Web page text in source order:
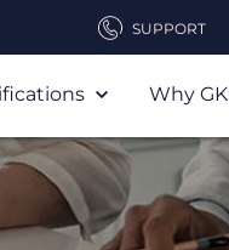
SUPPORT
Why GK